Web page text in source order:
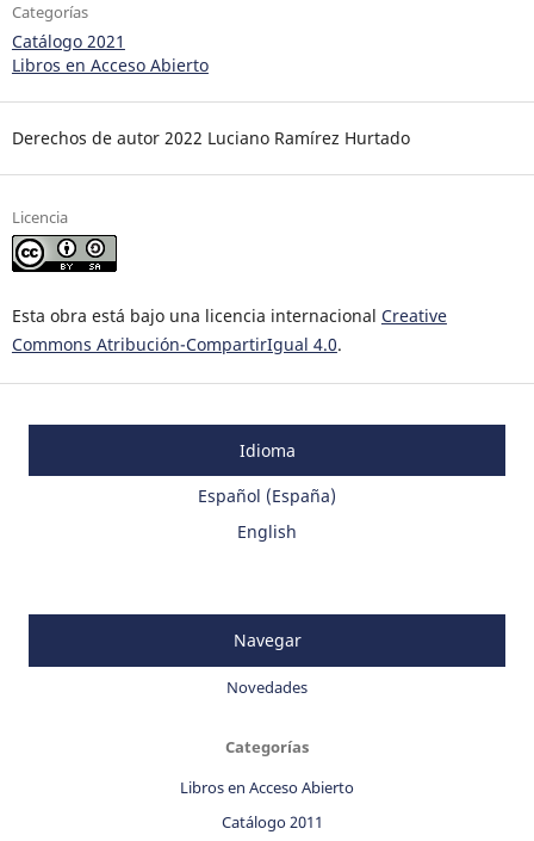
Categorías
Catálogo 2021
Libros en Acceso Abierto
Derechos de autor 2022 Luciano Ramírez Hurtado
Licencia
Esta obra está bajo una licencia internacional Creative
Commons Atribución-CompartirIgual 4.0.
Idioma
Español (España)
English
Navegar
Novedades
Categorías
Libros en Acceso Abierto
Catálogo 2011